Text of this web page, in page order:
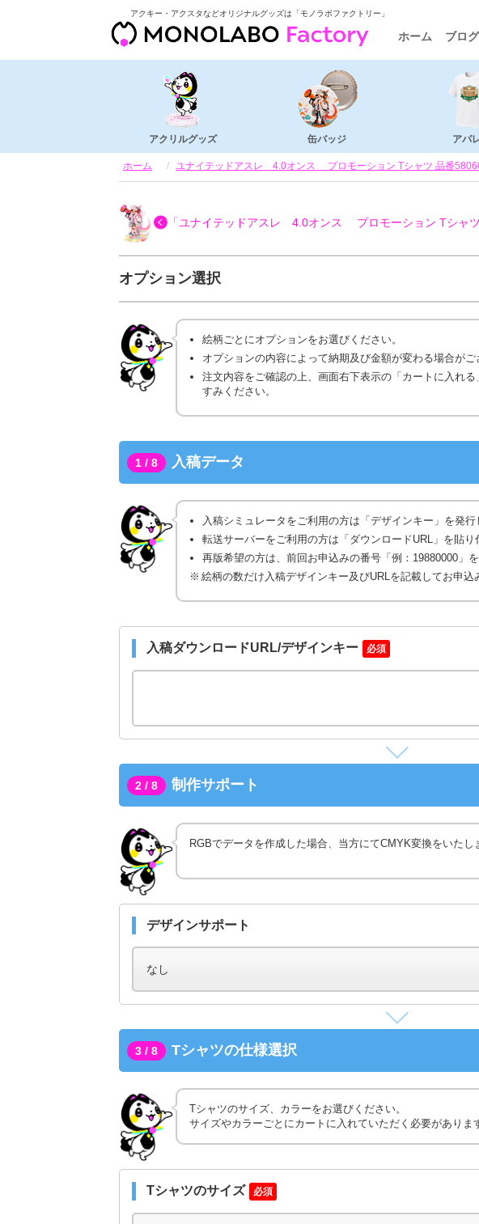
アクキー・アクスタなどオリジナルグッズは「モノラボファクトリー」
ホーム ブログ
アクリルグッズ 缶バッジ アパ
ホーム ユナイテッドアスレ 4.0オンス プロモーション Tシャツ 品番
「ユナイテッドアスレ 4.0オンス プロモーション Tシャツ
オプション選択
絵柄ごとにオプションをお選びください。
オプションの内容によって納期及び金額が変わる場合がご
注文内容をご確認の上、画面右下表示の「カートに入れ
すみください。
1 / 8 入稿データ
入稿シミュレータをご利用の方は「デザインキー」を発行
転送サーバーをご利用の方は「ダウンロードURL」を貼り
再版希望の方は、前回お申込みの番号「例：19880000」を
絵柄の数だけ入稿デザインキー及びURLを記載してお申込
入稿ダウンロードURL/デザインキー 必須
2 / 8 制作サポート
RGBでデータを作成した場合、当方にてCMYK変換をいたし
デザインサポート
3 / 8 Tシャツの仕様選択
Tシャツのサイズ、カラーをお選びください。
サイズやカラーごとにカートに入れていただく必要がありま
Tシャツのサイズ 必須